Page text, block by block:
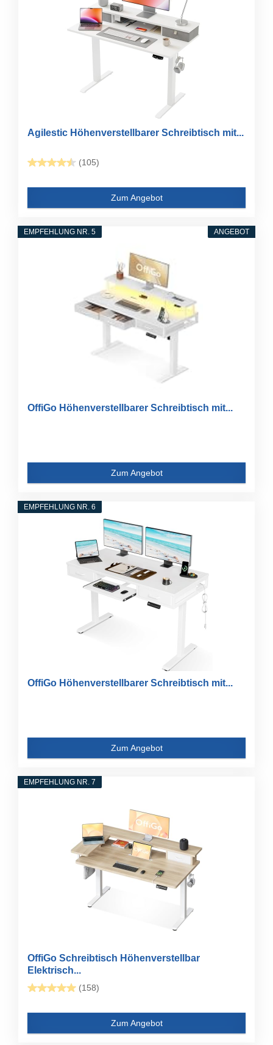
Agilestic Höhenverstellbarer Schreibtisch mit...
(105)
Zum Angebot
ANGEBOT
EMPFEHLUNG NR. 5
OffiGo Höhenverstellbarer Schreibtisch mit...
Zum Angebot
EMPFEHLUNG NR. 6
OffiGo Höhenverstellbarer Schreibtisch mit...
Zum Angebot
EMPFEHLUNG NR. 7
OffiGo Schreibtisch Höhenverstellbar
Elektrisch...
(158)
Zum Angebot